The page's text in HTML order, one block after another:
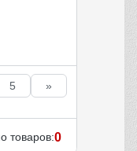
5 »
товаров:0